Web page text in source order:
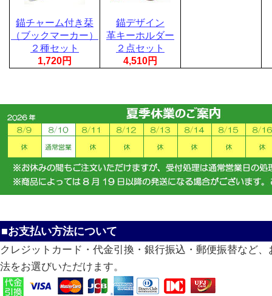
錨チャーム付き栞
（ブックマーカー）
２種セット
1,720円
錨デザイン
革キーホルダー
２点セット
4,510円
■お支払い方法について
クレジットカード・代金引換・銀行振込・郵便振替など
法をお選びいただけます。